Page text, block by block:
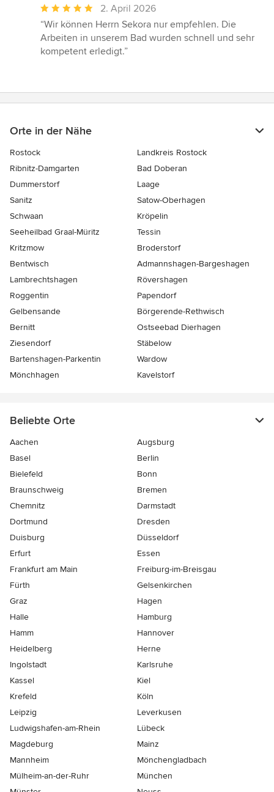
Durchschnittliche
Bewertung:
5
von
2. April 2026
“Wir können Herrn Sekora nur empfehlen. Die
Arbeiten in unserem Bad wurden schnell und sehr
kompetent erledigt.”
Orte in der Nähe
Rostock
Landkreis Rostock
Ribnitz-Damgarten
Bad Doberan
Dummerstorf
Laage
Sanitz
Satow-Oberhagen
Schwaan
Kröpelin
Seeheilbad Graal-Müritz
Tessin
Kritzmow
Broderstorf
Bentwisch
Admannshagen-Bargeshagen
Lambrechtshagen
Rövershagen
Roggentin
Papendorf
Gelbensande
Börgerende-Rethwisch
Bernitt
Ostseebad Dierhagen
Ziesendorf
Stäbelow
Bartenshagen-Parkentin
Wardow
Mönchhagen
Kavelstorf
Beliebte Orte
Aachen
Augsburg
Basel
Berlin
Bielefeld
Bonn
Braunschweig
Bremen
Chemnitz
Darmstadt
Dortmund
Dresden
Duisburg
Düsseldorf
Erfurt
Essen
Frankfurt am Main
Freiburg-im-Breisgau
Fürth
Gelsenkirchen
Graz
Hagen
Halle
Hamburg
Hamm
Hannover
Heidelberg
Herne
Ingolstadt
Karlsruhe
Kassel
Kiel
Krefeld
Köln
Leipzig
Leverkusen
Ludwigshafen-am-Rhein
Lübeck
Magdeburg
Mainz
Mannheim
Mönchen­gladbach
Mülheim-an-der-Ruhr
München